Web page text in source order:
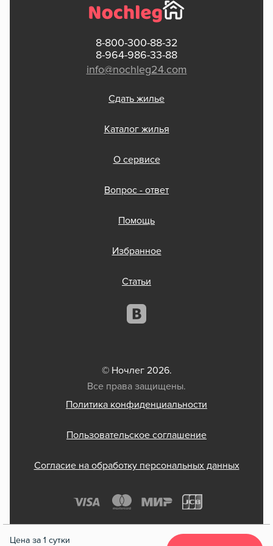
8-800-300-88-32
8-964-986-33-88
info@nochleg24.com
Сдать жилье
Каталог жилья
О сервисе
Вопрос - ответ
Помощь
Избранное
Статьи
© Ночлег 2026.
Все права защищены.
Политика конфиденциальности
Пользовательское соглашение
Согласие на обработку персональных данных